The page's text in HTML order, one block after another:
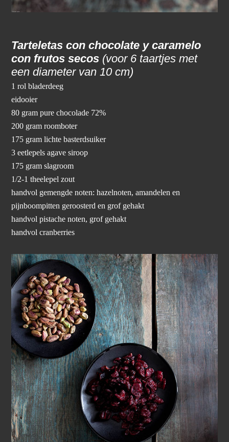
Tarteletas con chocolate y caramelo
con frutos secos (voor 6 taartjes met
een diameter van 10 cm)
1 rol bladerdeeg
eidooier
80 gram pure chocolade 72%
200 gram roomboter
175 gram lichte basterdsuiker
3 eetlepels agave siroop
175 gram slagroom
1/2-1 theelepel zout
handvol gemengde noten: hazelnoten, amandelen en
pijnboompitten geroosterd en grof gehakt
handvol pistache noten, grof gehakt
handvol cranberries